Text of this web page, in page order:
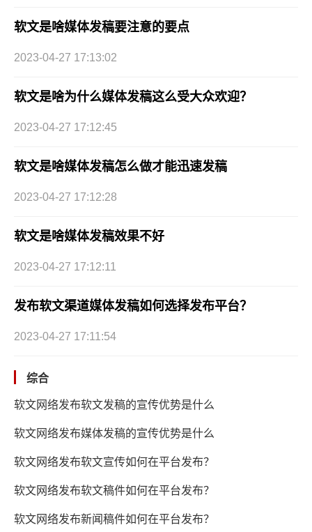
软文是啥媒体发稿要注意的要点
2023-04-27 17:13:02
软文是啥为什么媒体发稿这么受大众欢迎？
2023-04-27 17:12:45
软文是啥媒体发稿怎么做才能迅速发稿
2023-04-27 17:12:28
软文是啥媒体发稿效果不好
2023-04-27 17:12:11
发布软文渠道媒体发稿如何选择发布平台？
2023-04-27 17:11:54
综合
软文网络发布软文发稿的宣传优势是什么
软文网络发布媒体发稿的宣传优势是什么
软文网络发布软文宣传如何在平台发布？
软文网络发布软文稿件如何在平台发布？
软文网络发布新闻稿件如何在平台发布？